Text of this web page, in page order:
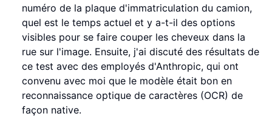
numéro de la plaque d'immatriculation du camion,
quel est le temps actuel et y a-t-il des options
visibles pour se faire couper les cheveux dans la
rue sur l'image. Ensuite, j'ai discuté des résultats de
ce test avec des employés d'Anthropic, qui ont
convenu avec moi que le modèle était bon en
reconnaissance optique de caractères (OCR) de
façon native.